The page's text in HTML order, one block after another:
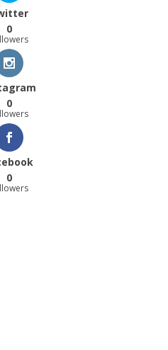
0
0
0